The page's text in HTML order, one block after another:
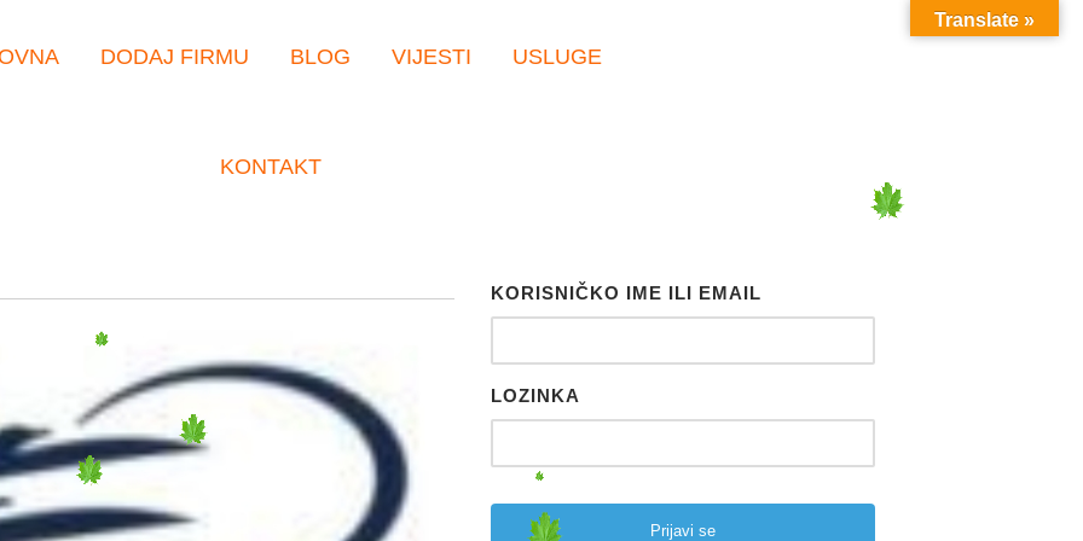
DODAJ FIRMU BLOG VIJESTI USLUGE
KONTAKT
KORISNIČKO IME ILI EMAIL
LOZINKA
Translate »